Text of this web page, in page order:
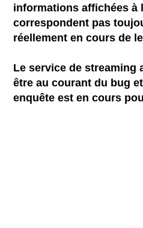
informations affichées à
correspondent pas
réellement en cours de
Le service de streaming
être au courant du bug
enquête est en cours